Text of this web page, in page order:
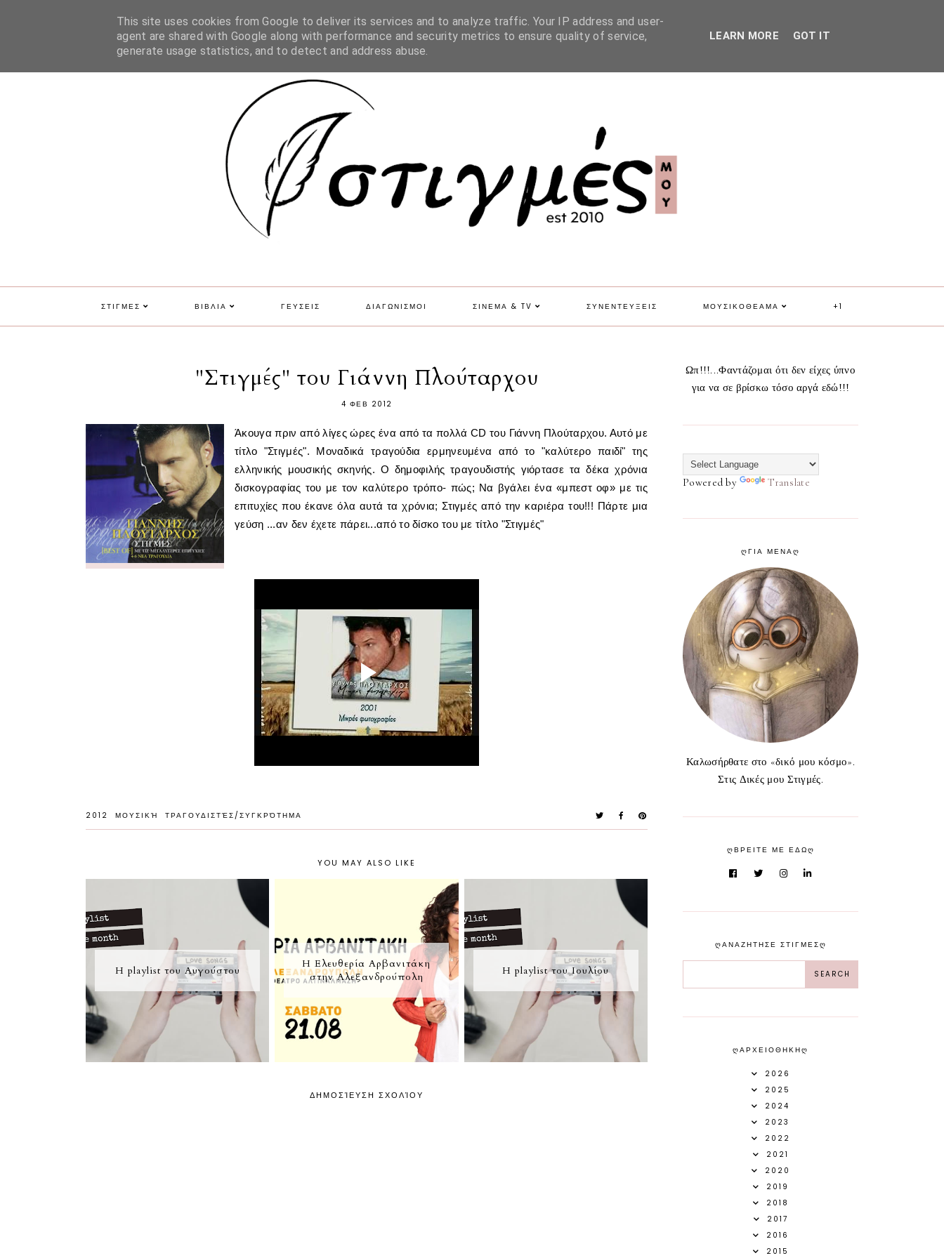
ΠΟΙΑ ΕΙΜΑΙ ΕΠΙΚΟΙΝΩΝΙΑ GDPR SITE MAP
ΣΤΙΓΜΕΣ ΒΙΒΛΙΑ ΓΕΥΣΕΙΣ ΔΙΑΓΩΝΙΣΜΟΙ ΣΙΝΕΜΑ & TV ΣΥΝΕΝΤΕΥΞΕΙΣ ΜΟΥΣΙΚΟΘΕΑΜΑ +1
"Στιγμές" του Γιάννη Πλούταρχου
4 ΦΕΒ 2012
Άκουγα πριν από λίγες ώρες ένα από τα πολλά CD του Γιάννη Πλούταρχου. Αυτό με
τίτλο "Στιγμές". Μοναδικά τραγούδια ερμηνευμένα από το "καλύτερο παιδί" της
ελληνικής μουσικής σκηνής. Ο δημοφιλής τραγουδιστής γιόρτασε τα δέκα χρόνια
δισκογραφίας του με τον καλύτερο τρόπο- πώς; Να βγάλει ένα «μπεστ οφ» με τις
επιτυχίες που έκανε όλα αυτά τα χρόνια; Στιγμές από την καριέρα του!!! Πάρτε μια
γεύση ...αν δεν έχετε πάρει...από το δίσκο του με τίτλο "Στιγμές"
2012 ΜΟΥΣΙΚΉ ΤΡΑΓΟΥΔΙΣΤΈΣ/ΣΥΓΚΡΌΤΗΜΑ
YOU MAY ALSO LIKE
Η playlist του Αυγούστου
Η Ελευθερία Αρβανιτάκη
στην Αλεξανδρούπολη
Η playlist του Ιουλίου
ΔΗΜΟΣΊΕΥΣΗ ΣΧΟΛΊΟΥ
Ωπ!!!...Φαντάζομαι ότι δεν είχες ύπνο
για να σε βρίσκω τόσο αργά εδώ!!!
Powered by Translate
ᲦΓΙΑ ΜΕΝΑᲦ
Καλωσήρθατε στο «δικό μου κόσμο».
Στις Δικές μου Στιγμές.
ᲦΒΡΕΙΤΕ ΜΕ ΕΔΩᲦ
ᲦΑΝΑΖΗΤΗΣΕ ΣΤΙΓΜΕΣᲦ
ᲦΑΡΧΕΙΟΘΗΚΗᲦ
2026
2025
2024
2023
2022
2021
2020
2019
2018
2017
2016
2015
This site uses cookies from Google to deliver its services and to analyze traffic. Your IP address and user-
agent are shared with Google along with performance and security metrics to ensure quality of service,
generate usage statistics, and to detect and address abuse.
LEARN MORE GOT IT